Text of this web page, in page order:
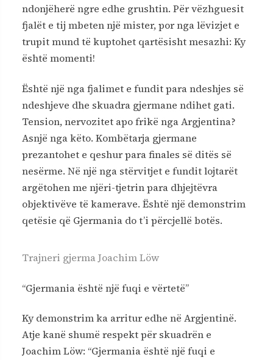
ndonjëherë ngre edhe grushtin. Për vëzhguesit
fjalët e tij mbeten një mister, por nga lëvizjet e
trupit mund të kuptohet qartësisht mesazhi: Ky
është momenti!
Është një nga fjalimet e fundit para ndeshjes së
ndeshjeve dhe skuadra gjermane ndihet gati.
Tension, nervozitet apo frikë nga Argjentina?
Asnjë nga këto. Kombëtarja gjermane
prezantohet e qeshur para finales së ditës së
nesërme. Në një nga stërvitjet e fundit lojtarët
argëtohen me njëri-tjetrin para dhjejtëvra
objektivëve të kamerave. Është një demonstrim
qetësie që Gjermania do t’i përcjellë botës.
Trajneri gjerma Joachim Löw
“Gjermania është një fuqi e vërtetë”
Ky demonstrim ka arritur edhe në Argjentinë.
Atje kanë shumë respekt për skuadrën e
Joachim Löw: “Gjermania është një fuqi e